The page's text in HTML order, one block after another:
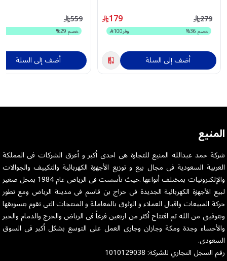
179 279
خصم36
% وفر100
أضف إلى السلة
559
خصم 29
%
أضف إلى السلة
المنيع
شركة حمد عبدالله المنيع للتجارة هى احدى أكبر و أعرق الشركات فى المملكة
العربية السعودية فى مجال بيع و توزيع الأجهزة الكهربائية والتكييف والجوالات
والإلكترونيات بمختلف أنواعها .حيث تأسست فى الرياض عام 1984 بمحل صغير
لبيع الأجهزة الكهربائية الجديدة فى حراج بن قاسم فى مدينة الرياض ومع تطور
حركة المبيعات واقبال العملاء و الوثوق بالمعاملة و المنتجات التى نقوم بتسويقها
وبتوفيق من الله تم افتتاح أكثر من اربعين فرعاً فى الرياض والخرج والدمام والخبر
والأحساء وجدة ومكة وجازان وجارى العمل على التوسع بشكل أكبر فى السوق
السعودى.
رقم السجل التجاري للشركة: 1010129038